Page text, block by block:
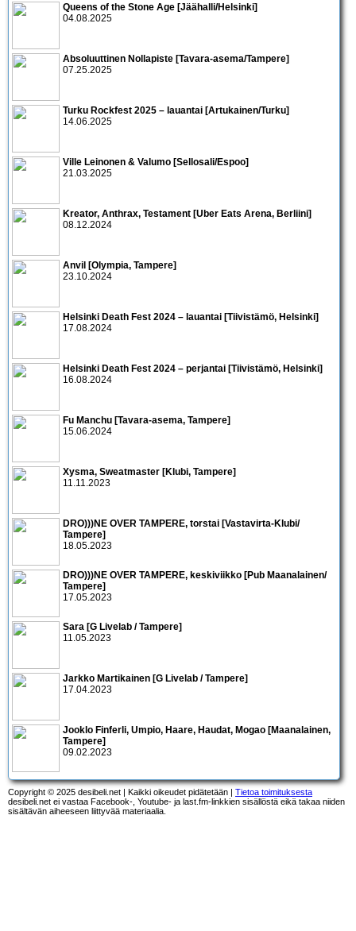
Queens of the Stone Age [Jäähalli/Helsinki]
04.08.2025
Absoluuttinen Nollapiste [Tavara-asema/Tampere]
07.25.2025
Turku Rockfest 2025 – lauantai [Artukainen/Turku]
14.06.2025
Ville Leinonen & Valumo [Sellosali/Espoo]
21.03.2025
Kreator, Anthrax, Testament [Uber Eats Arena, Berliini]
08.12.2024
Anvil [Olympia, Tampere]
23.10.2024
Helsinki Death Fest 2024 – lauantai [Tiivistämö, Helsinki]
17.08.2024
Helsinki Death Fest 2024 – perjantai [Tiivistämö, Helsinki]
16.08.2024
Fu Manchu [Tavara-asema, Tampere]
15.06.2024
Xysma, Sweatmaster [Klubi, Tampere]
11.11.2023
DRO)))NE OVER TAMPERE, torstai [Vastavirta-Klubi/
Tampere]
18.05.2023
DRO)))NE OVER TAMPERE, keskiviikko [Pub Maanalainen/
Tampere]
17.05.2023
Sara [G Livelab / Tampere]
11.05.2023
Jarkko Martikainen [G Livelab / Tampere]
17.04.2023
Jooklo Finferli, Umpio, Haare, Haudat, Mogao [Maanalainen,
Tampere]
09.02.2023
Copyright © 2025 desibeli.net | Kaikki oikeudet pidätetään | Tietoa toimituksesta
desibeli.net ei vastaa Facebook-, Youtube- ja last.fm-linkkien sisällöstä eikä takaa niiden
sisältävän aiheeseen liittyvää materiaalia.